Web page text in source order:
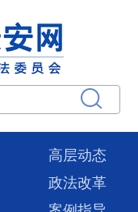
高层动态
政法改革